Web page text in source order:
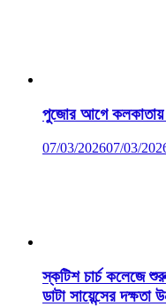
পুজোর আগে কলকাতায়
07/03/202607/03/
স্কটিশ চার্চ কলেজে
ডাটা সায়েন্সের দক্ষতা